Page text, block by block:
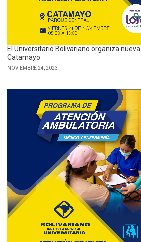
El Universitario Bolivariano organiza
Catamayo
NOVIEMBRE 24, 2023